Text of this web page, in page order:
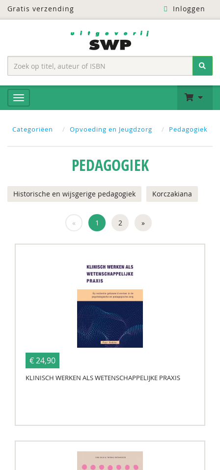
Gratis verzending Inloggen
Categoriëen Opvoeding en Jeugdzorg Pedagogiek
PEDAGOGIEK
Historische en wijsgerige pedagogiek Korczakiana
« 1 2 »
€ 24,90
KLINISCH WERKEN ALS WETENSCHAPPELIJKE PRAXIS